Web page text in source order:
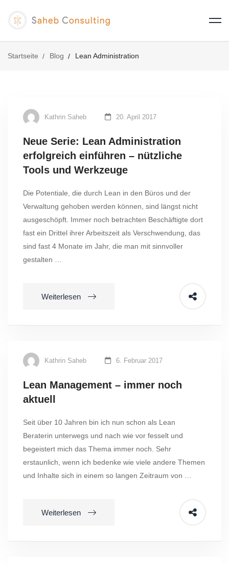
Startseite Blog Lean Administration
Kathrin Saheb 20. April 2017
Neue Serie: Lean Administration
erfolgreich einführen – nützliche
Tools und Werkzeuge
Die Potentiale, die durch Lean in den Büros und der
Verwaltung gehoben werden können, sind längst nicht
ausgeschöpft. Immer noch betrachten Beschäftigte dort
fast ein Drittel ihrer Arbeitszeit als Verschwendung, das
sind fast 4 Monate im Jahr, die man mit sinnvoller
gestalten …
Weiterlesen
Kathrin Saheb 6. Februar 2017
Lean Management – immer noch
aktuell
Seit über 10 Jahren bin ich nun schon als Lean
Beraterin unterwegs und nach wie vor fesselt und
begeistert mich das Thema immer noch. Sehr
erstaunlich, wenn ich bedenke wie viele andere Themen
und Inhalte sich in einem so langen Zeitraum von …
Weiterlesen